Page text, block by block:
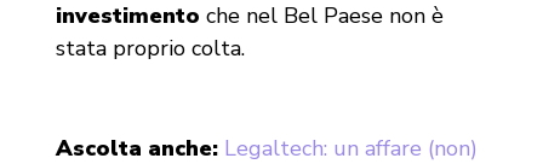
investimento che nel Bel Paese non è
stata proprio colta.
Ascolta anche: Legaltech: un affare (non)